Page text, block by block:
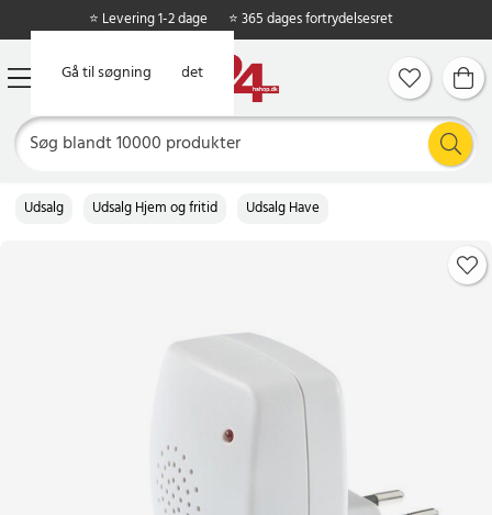
Gå til hovedindholdet
Gå til søgning
⭐ Levering 1-2 dage ⭐ 365 dages fortrydelsesret
Udsalg Udsalg Hjem og fritid Udsalg Have